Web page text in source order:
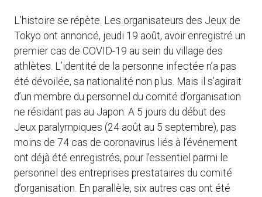
L’histoire se répète. Les organisateurs des Jeux de
Tokyo ont annoncé, jeudi 19 août, avoir enregistré un
premier cas de COVID-19 au sein du village des
athlètes. L’identité de la personne infectée n’a pas
été dévoilée, sa nationalité non plus. Mais il s’agirait
d’un membre du personnel du comité d’organisation
ne résidant pas au Japon. A 5 jours du début des
Jeux paralympiques (24 août au 5 septembre), pas
moins de 74 cas de coronavirus liés à l’événement
ont déjà été enregistrés, pour l’essentiel parmi le
personnel des entreprises prestataires du comité
d’organisation. En parallèle, six autres cas ont été